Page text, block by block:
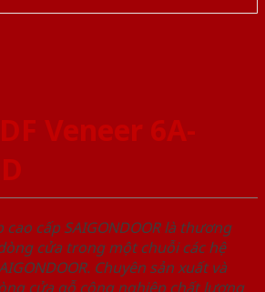
Veneer 6A-
cấp SAIGONDOOR là thương
cửa trong một chuỗi các hệ
Chuyên sản xuất và
cửa gỗ công nghiệp chất lượng